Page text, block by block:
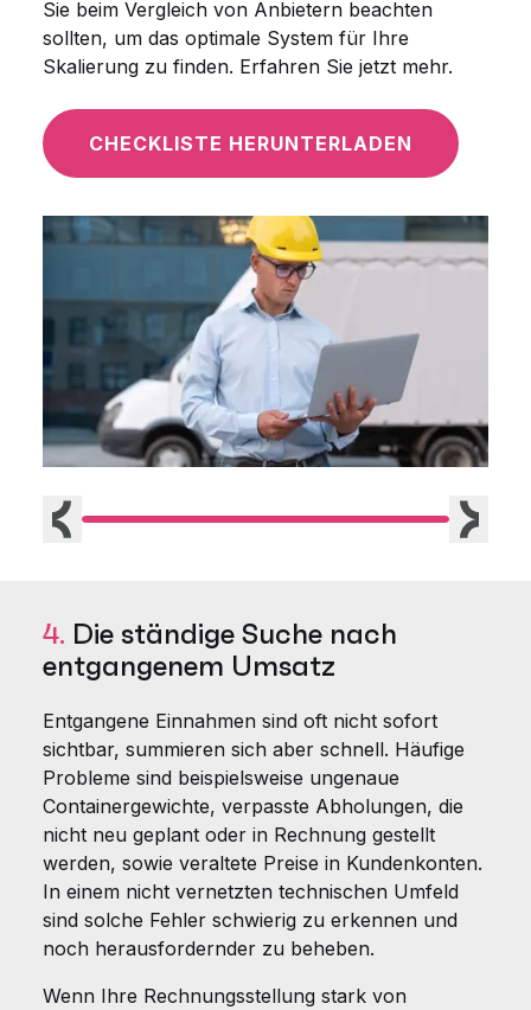
Sie beim Vergleich von Anbietern beachten
sollten, um das optimale System für Ihre
Skalierung zu finden. Erfahren Sie jetzt mehr.
CHECKLISTE HERUNTERLADEN
Vorherige Weiter
4. Die ständige Suche nach
entgangenem Umsatz
Entgangene Einnahmen sind oft nicht sofort
sichtbar, summieren sich aber schnell. Häufige
Probleme sind beispielsweise ungenaue
Containergewichte, verpasste Abholungen, die
nicht neu geplant oder in Rechnung gestellt
werden, sowie veraltete Preise in Kundenkonten.
In einem nicht vernetzten technischen Umfeld
sind solche Fehler schwierig zu erkennen und
noch herausfordernder zu beheben.
Wenn Ihre Rechnungsstellung stark von